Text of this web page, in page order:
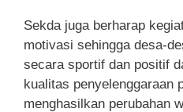
Sekda juga berharap
motivasi sehingga desa-
secara sportif dan positif
kualitas penyelenggaraan
menghasilkan perubahan